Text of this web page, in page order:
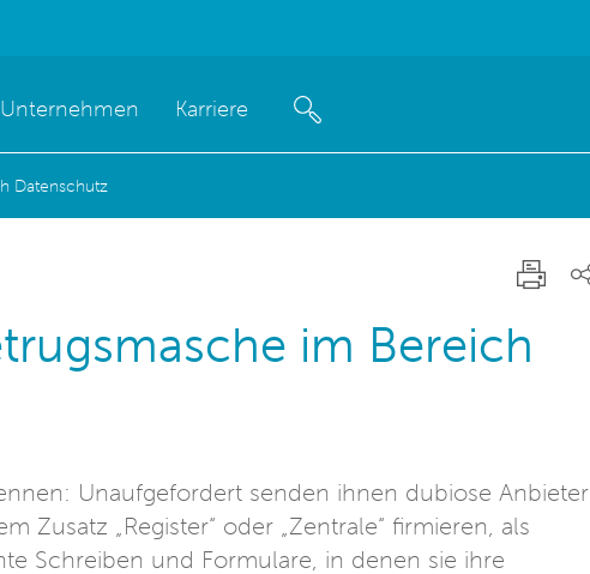
Unternehmen Karriere
Datenschutz
im Bereich
Unaufgefordert senden ihnen dubiose Anbieter,
Zusatz „Register“ oder „Zentrale“ firmieren, als
Schreiben und Formulare, in denen sie ihre